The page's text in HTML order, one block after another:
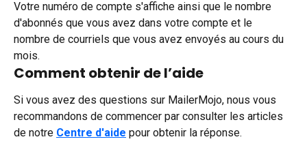
Votre numéro de compte s'affiche ainsi que le nombre
d'abonnés que vous avez dans votre compte et le
nombre de courriels que vous avez envoyés au cours du
mois.
Comment obtenir de l’aide
Si vous avez des questions sur MailerMojo, nous vous
recommandons de commencer par consulter les articles
de notre Centre d'aide pour obtenir la réponse.